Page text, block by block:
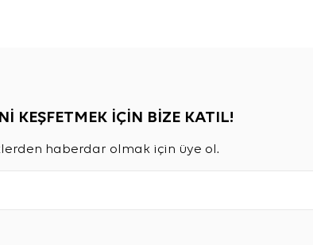
KEŞFETMEK İÇİN BİZE KATIL!
haberdar olmak için üye ol.